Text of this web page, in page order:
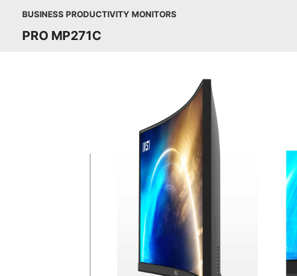
BUSINESS PRODUCTIVITY MONITORS
PRO MP271C